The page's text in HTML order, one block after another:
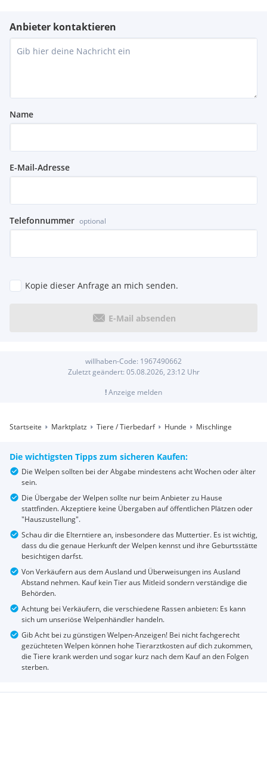
Anbieter kontaktieren
Name
E-Mail-Adresse
Telefonnummer optional
Kopie dieser Anfrage an mich senden.
E-Mail absenden
willhaben-Code: 1967490662
Zuletzt geändert: 05.08.2026, 23:12 Uhr
!Anzeige melden
Startseite Marktplatz Tiere / Tierbedarf Hunde Mischlinge
Die wichtigsten Tipps zum sicheren Kaufen:
Die Welpen sollten bei der Abgabe mindestens acht Wochen oder älter
sein.
Die Übergabe der Welpen sollte nur beim Anbieter zu Hause
stattfinden. Akzeptiere keine Übergaben auf öffentlichen Plätzen oder
"Hauszustellung".
Schau dir die Elterntiere an, insbesondere das Muttertier. Es ist wichtig,
dass du die genaue Herkunft der Welpen kennst und ihre Geburtsstätte
besichtigen darfst.
Von Verkäufern aus dem Ausland und Überweisungen ins Ausland
Abstand nehmen. Kauf kein Tier aus Mitleid sondern verständige die
Behörden.
Achtung bei Verkäufern, die verschiedene Rassen anbieten: Es kann
sich um unseriöse Welpenhändler handeln.
Gib Acht bei zu günstigen Welpen-Anzeigen! Bei nicht fachgerecht
gezüchteten Welpen können hohe Tierarztkosten auf dich zukommen,
die Tiere krank werden und sogar kurz nach dem Kauf an den Folgen
sterben.